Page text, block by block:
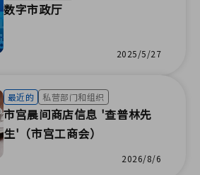
数字市政厅
2025/5/27
最近的 私营部门和组织
市宫晨间商店信息 '查普林先
生'（市宫工商会）
2026/8/6